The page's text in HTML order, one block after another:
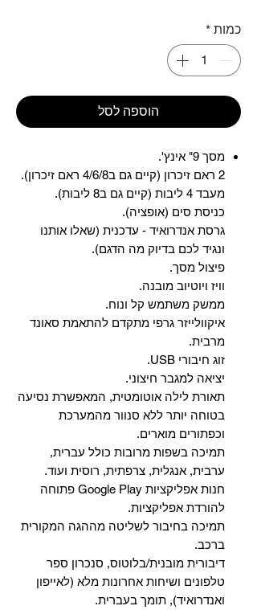
כמות *
הוספה לסל
מסך 9" אינץ'.
2 ראם זיכרון (קיים גם ב4/6/8 ראם זיכרון).
מעבד 4 ליבות (קיים גם ב8 ליבות).
כניסת סים (אופציה).
גרסת אנדרואיד - עדכנית (שאלו אותנו
ונגיד לכם בדיוק מה הדגם).
פיצול מסך.
וויז ויוטיוב מובנה.
ממשק משתמש קל ונוח.
איקוולייזר גרפי מתקדם להתאמת סאונד
מרבית.
זוג חיבורי USB.
יציאה למגבר חיצוני.
תאורת לילה אוטומטית, המאפשרת נסיעה
בטוחה יותר ללא סנוור מהמערכת
וכפתורים מוארים.
תמיכה בשפות מרובות כולל עברית,
ערבית, אנגלית, צרפתית, רוסית ועוד.
‏חנות אפליקציות Google Play פתוחה
להורדת אפליקציות.
‏תמיכה בחיבור לשליטה מההגה המקורית
ברכב.
‏דיבורית מובנית/בלוטוס, ‏סנכרון ספר
טלפונים ושיחות אחרונות מלא (לאייפון
ואנדרואיד), תומך בעברית.